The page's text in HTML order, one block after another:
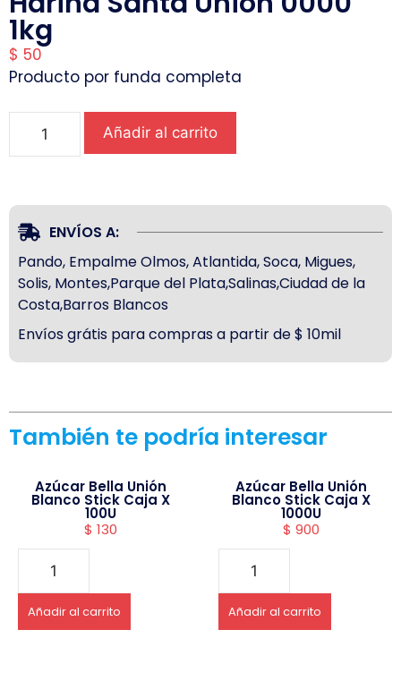
1kg
$ 50
Producto por funda completa
Añadir al carrito
ENVÍOS A:
Pando, Empalme Olmos, Atlantida, Soca, Migues,
Solis, Montes,Parque del Plata,Salinas,Ciudad de la
Costa,Barros Blancos
Envíos grátis para compras a partir de $ 10mil
También te podría interesar
Azúcar Bella Unión
Blanco Stick Caja X
100U
$ 130
Añadir al carrito
Azúcar Bella Unión
Blanco Stick Caja X
1000U
$ 900
Añadir al carrito